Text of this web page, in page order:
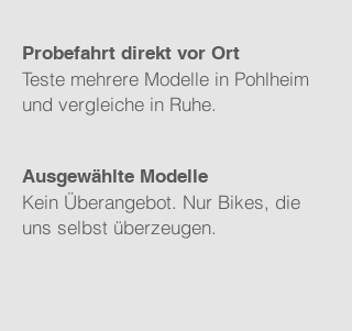
Probefahrt direkt vor Ort
Teste mehrere Modelle in Pohlheim
und vergleiche in Ruhe.
Ausgewählte Modelle
Kein Überangebot. Nur Bikes, die
uns selbst überzeugen.